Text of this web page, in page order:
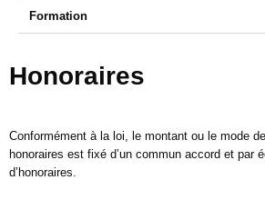
Formation
Honoraires
Conformément à la loi, le montant ou le mode
honoraires est fixé d’un commun accord et par
d’honoraires.